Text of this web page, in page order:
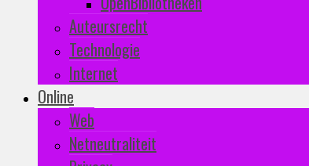
Auteursrecht
Technologie
Internet
Online
Web
Netneutraliteit